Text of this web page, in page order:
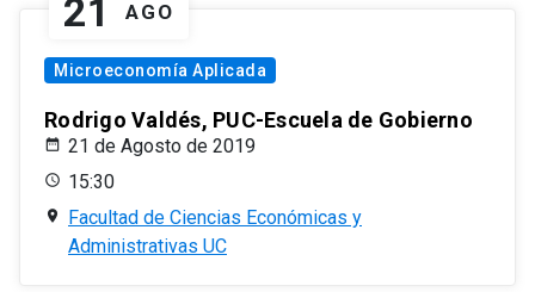
21 AGO
Microeconomía Aplicada
Rodrigo Valdés, PUC-Escuela de Gobierno
21 de Agosto de 2019
15:30
Facultad de Ciencias Económicas y
Administrativas UC